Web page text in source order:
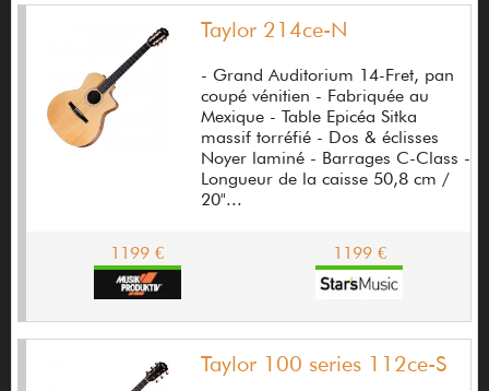
Avalon
Avid
Azahar
B-band
B.C.Rich
Taylor 214ce-N
- Grand Auditorium 14-Fret, pan
coupé vénitien - Fabriquée au
Mexique - Table Epicéa Sitka
massif torréfié - Dos & éclisses
Noyer laminé - Barrages C-Class -
Longueur de la caisse 50,8 cm /
20"...
1199 € 1199 €
Taylor 100 series 112ce-S